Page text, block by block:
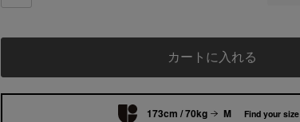
カートに入れる
173cm / 70kg M Find your size